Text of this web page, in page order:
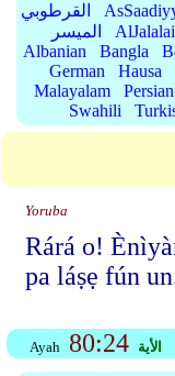
القرطوبي
الميسر
Albanian
Bangla
German
Hausa
Malayalam
Persian
Swahili
Yoruba
Rárá o!
pa láṣẹ fún
Ayah 80:24 الأية